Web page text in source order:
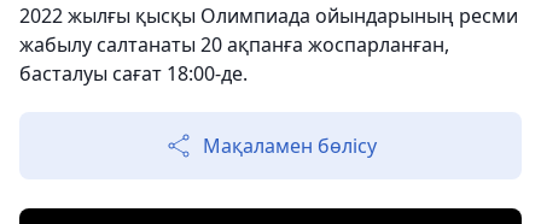
2022 жылғы қысқы Олимпиада ойындарының ресми
жабылу салтанаты 20 ақпанға жоспарланған,
басталуы сағат 18:00-де.
Мақаламен бөлісу